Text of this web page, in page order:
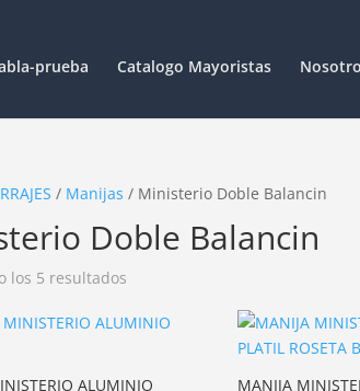
prueba Catalogo Mayoristas
/ Manijas / Ministerio Doble Balancin
Doble Balancin
los 5 resultados
ALUMINIO MANIJA